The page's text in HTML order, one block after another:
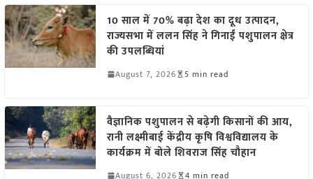
10 साल में 70% बढ़ा देश का दूध उत्पादन,
राज्यसभा में ललन सिंह ने गिनाईं पशुपालन क्षेत्र
की उपलब्धियां
August 7, 2026 5 min read
वैज्ञानिक पशुपालन से बढ़ेगी किसानों की आय,
रानी लक्ष्मीबाई केंद्रीय कृषि विश्वविद्यालय के
कार्यक्रम में बोले शिवराज सिंह चौहान
August 6, 2026 4 min read